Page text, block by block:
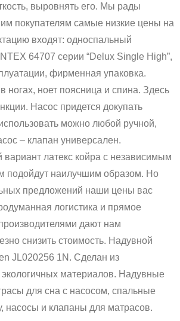
выровнять его. Мы рады
покупателям самые низкие цены на
входят: односпальный
64707 серии “Delux Single High”,
фирменная упаковка.
ногах, ноет поясница и спина. Здесь
Насос придется докупать
можно любой ручной,
– клапан универсален.
латекс койра с независимым
подойдут наилучшим образом. Но
предложений наши цены вас
логистика и прямое
дают нам
снизить стоимость. Надувной
JL020256 1N. Сделан из
экологичных материалов. Надувные
для сна с насосом, спальные
насосы и клапаны для матрасов.